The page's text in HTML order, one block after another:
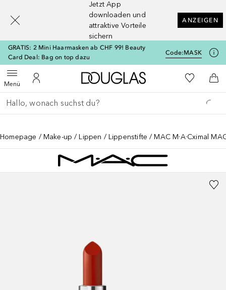
Jetzt App
downloaden und
attraktive Vorteile
sichern
ANZEIGEN
GRATIS: 2 Mini Haarmasken ab CHF 99! Beauty
Card Deal: Bag on top dazu
Code:MASK
MenüMenü öffnenZu Meinem Kundenkonto
Zur Douglas Startseite
Zu Meiner
Gehe zurück
Suche ausführen
Homepage Make-up Lippen Lippenstifte MAC M·A·Cximal
[navigation.slideout.screenreader]